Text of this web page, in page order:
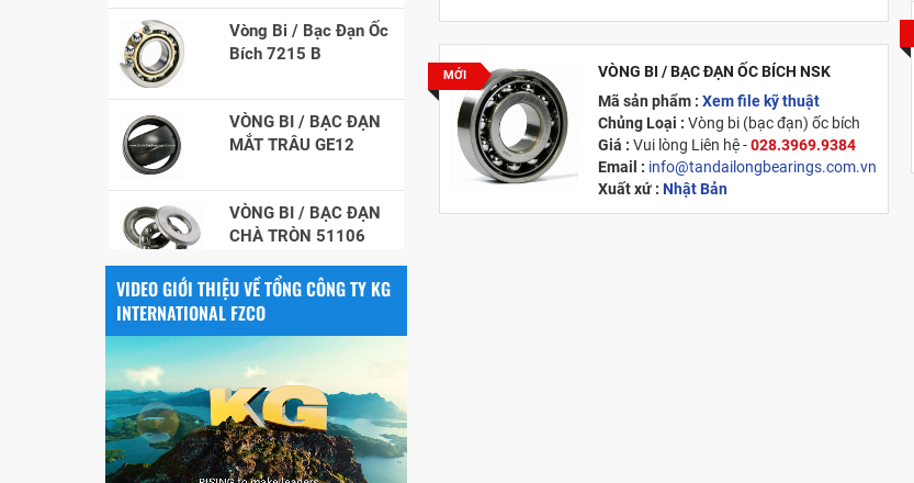
MỚI
VÒNG BI / BẠC ĐẠN ỐC BÍCH NSK
Mã sản phẩm :Xem file kỹ thuật
Chủng Loại :Vòng bi (bạc đạn) ốc bích
Giá : Vui lòng Liên hệ -028.3969.9384
Email : info@tandailongbearings.com.vn
Xuất xứ :Nhật Bản
Bích 7215 B
MẮT TRÂU GE12
CHÀ TRÒN 51106
VÒNG BI / BẠC ĐẠN
NHÀO CÀ NA 24134
Vòng bi / Bạc đạn
tròn : 698
VÒNG BI PHS20
VIDEO GIỚI THIỆU VỀ TỔNG CÔNG TY KG
INTERNATIONAL FZCO